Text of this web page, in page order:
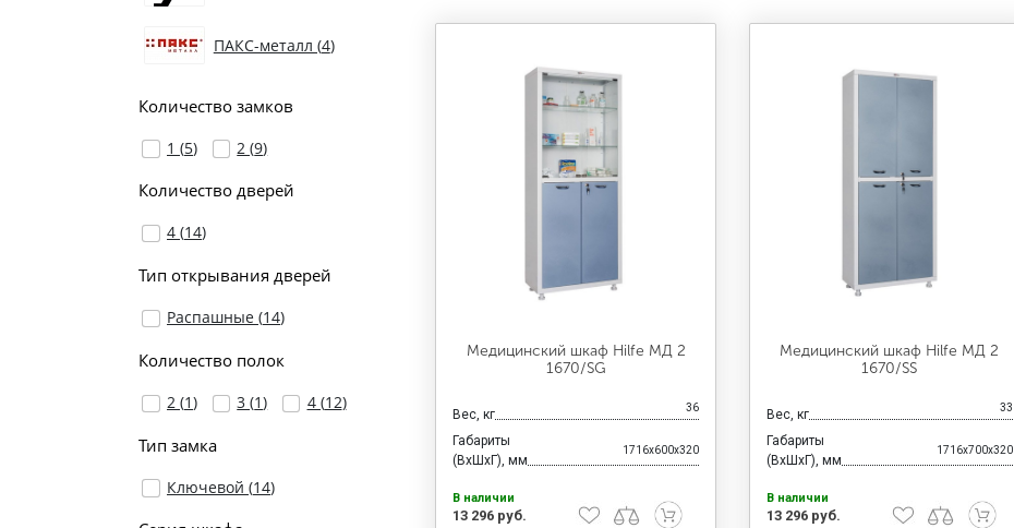
ПАКС-металл (4)
Количество замков
1 (5) 2 (9)
Количество дверей
4 (14)
Тип открывания дверей
Распашные (14)
Количество полок
2 (1) 3 (1) 4 (12)
Тип замка
Ключевой (14)
Медицинский шкаф Hilfe МД 2
1670/SG
Вес, кг 36
Габариты
(ВхШхГ), мм
1716x600x320
В наличии
13 296 руб.
Медицинский шкаф Hilfe МД 2
1670/SS
Вес, кг 33
Габариты
(ВхШхГ), мм
1716x700x320
В наличии
13 296 руб.